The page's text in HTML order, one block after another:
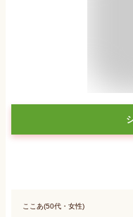
ここあ(50代・女性)